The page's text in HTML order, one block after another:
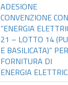
ADESIONE
CONVENZIONE
“ENERGIA
21 – LOTTO 14
E BASILICATA)”
FORNITURA DI
ENERGIA